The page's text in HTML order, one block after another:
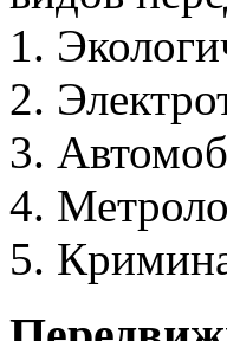
1.
2.
3.
4.
5.